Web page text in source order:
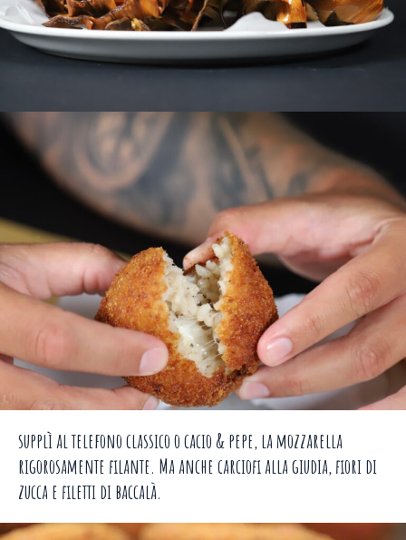
supplì al telefono classico o cacio & pepe, la mozzarella
rigorosamente filante. Ma anche carciofi alla giudia, fiori di
zucca e filetti di baccalà.